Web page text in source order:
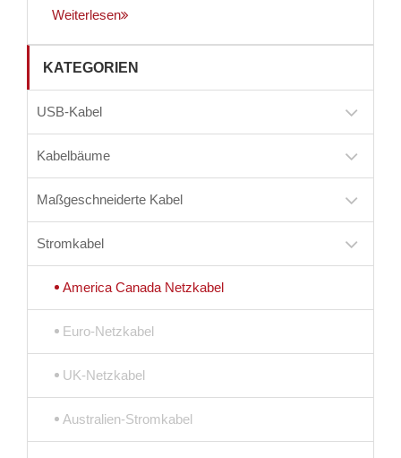
Weiterlesen
KATEGORIEN
USB-Kabel
Kabelbäume
Maßgeschneiderte Kabel
Stromkabel
America Canada Netzkabel
Euro-Netzkabel
UK-Netzkabel
Australien-Stromkabel